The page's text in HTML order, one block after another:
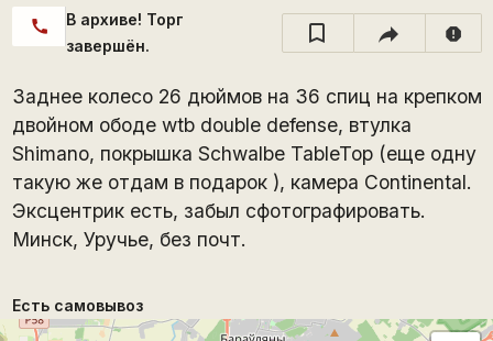
call
В архиве! Торг
завершён.
report
Заднее колесо 26 дюймов на 36 спиц на крепком
двойном ободе wtb double defense, втулка
Shimano, покрышка Schwalbe TableTop (еще одну
такую же отдам в подарок ), камера Continental.
Эксцентрик есть, забыл сфотографировать.
Минск, Уручье, без почт.
Есть самовывоз